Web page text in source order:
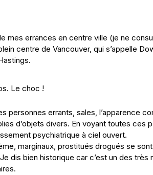
mes errances en centre ville (je ne
centre de Vancouver, qui s’appelle
Le choc !
personnes errants, sales, l’apparence
d’objets divers. En voyant toutes ces
psychiatrique à ciel ouvert.
marginaux, prostitués drogués se
dis bien historique car c’est un des très